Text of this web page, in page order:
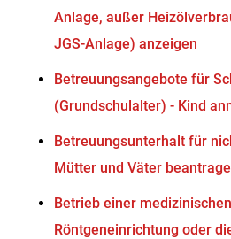
Anlage, außer
JGS-Anlage) anzeigen
Betreuungsangebote für
(Grundschulalter) - Kind
Betreuungsunterhalt für
Mütter und Väter
Betrieb einer medizinischen
Röntgeneinrichtung oder